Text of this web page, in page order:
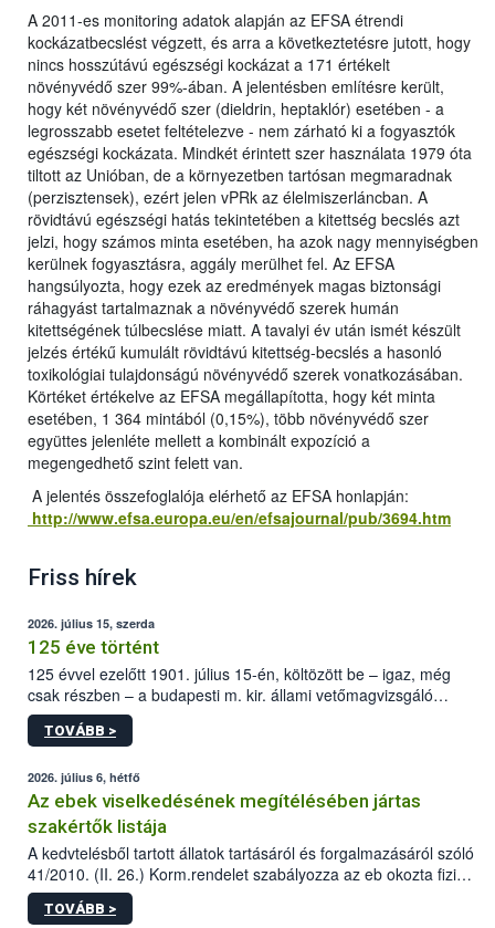
A 2011-es monitoring adatok alapján az EFSA étrendi
kockázatbecslést végzett, és arra a következtetésre jutott, hogy
nincs hosszútávú egészségi kockázat a 171 értékelt
növényvédő szer 99%-ában. A jelentésben említésre került,
hogy két növényvédő szer (dieldrin, heptaklór) esetében - a
legrosszabb esetet feltételezve - nem zárható ki a fogyasztók
egészségi kockázata. Mindkét érintett szer használata 1979 óta
tiltott az Unióban, de a környezetben tartósan megmaradnak
(perzisztensek), ezért jelen vPRk az élelmiszerláncban. A
rövidtávú egészségi hatás tekintetében a kitettség becslés azt
jelzi, hogy számos minta esetében, ha azok nagy mennyiségben
kerülnek fogyasztásra, aggály merülhet fel. Az EFSA
hangsúlyozta, hogy ezek az eredmények magas biztonsági
ráhagyást tartalmaznak a növényvédő szerek humán
kitettségének túlbecslése miatt. A tavalyi év után ismét készült
jelzés értékű kumulált rövidtávú kitettség-becslés a hasonló
toxikológiai tulajdonságú növényvédő szerek vonatkozásában.
Körtéket értékelve az EFSA megállapította, hogy két minta
esetében, 1 364 mintából (0,15%), több növényvédő szer
együttes jelenléte mellett a kombinált expozíció a
megengedhető szint felett van.
A jelentés összefoglalója elérhető az EFSA honlapján:
http://www.efsa.europa.eu/en/efsajournal/pub/3694.htm
Friss hírek
2026. július 15, szerda
125 éve történt
125 évvel ezelőtt 1901. július 15-én, költözött be – igaz, még
csak részben – a budapesti m. kir. állami vetőmagvizsgáló
állomás a Kis Rókus utca 15. szám alatti, Czigler Győző által
tervezett új épületébe.
TOVÁBB >
2026. július 6, hétfő
Az ebek viselkedésének megítélésében jártas
szakértők listája
A kedvtelésből tartott állatok tartásáról és forgalmazásáról szóló
41/2010. (II. 26.) Korm.rendelet szabályozza az eb okozta fizikai
sérülés, illetve ennek veszélye keletkezésekor felmerülő
hatósági feladatokat, valamint a veszélyes eb tartását és annak
TOVÁBB >